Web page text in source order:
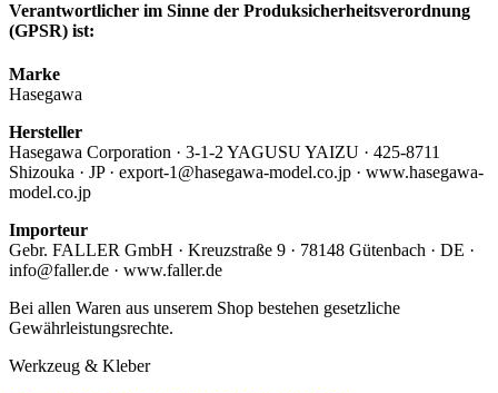
Verantwortlicher im Sinne der Produksicherheitsverordnung
(GPSR) ist:
Marke
Hasegawa
Hersteller
Hasegawa Corporation · 3-1-2 YAGUSU YAIZU · 425-8711
Shizouka · JP · export-1@hasegawa-model.co.jp · www.hasegawa-
model.co.jp
Importeur
Gebr. FALLER GmbH · Kreuzstraße 9 · 78148 Gütenbach · DE ·
info@faller.de · www.faller.de
Bei allen Waren aus unserem Shop bestehen gesetzliche
Gewährleistungsrechte.
Werkzeug & Kleber